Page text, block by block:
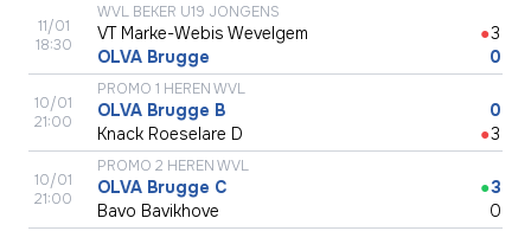
11/01
18:30
WVL BEKER U19 JONGENS
VT Marke-Webis Wevelgem
OLVA Brugge
●3
0
10/01
21:00
PROMO 1 HEREN WVL
OLVA Brugge B
Knack Roeselare D
●
0
3
10/01
21:00
PROMO 2 HEREN WVL
OLVA Brugge C
Bavo Bavikhove
●3
0